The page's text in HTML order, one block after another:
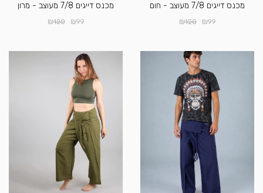
מכנס דייגים 7/8 מעוצב - חום
₪99
₪120
מכנס דייגים 7/8 מעוצב - מרון
₪99
₪120